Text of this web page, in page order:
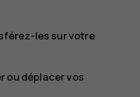
les sur votre
ou déplacer vos